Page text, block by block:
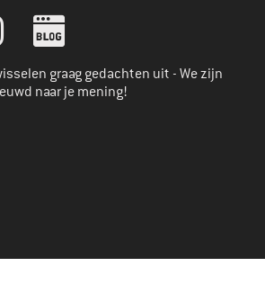
klantenaccount aan
graag gedachten uit - We zijn
naar je mening!